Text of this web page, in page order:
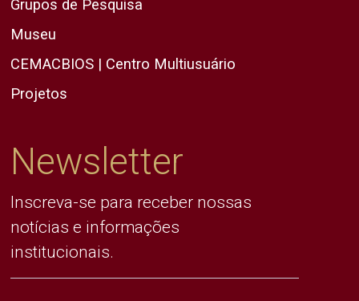
Grupos de Pesquisa
Museu
CEMACBIOS | Centro Multiusuário
Projetos
Newsletter
Inscreva-se para receber nossas
notícias e informações
institucionais.